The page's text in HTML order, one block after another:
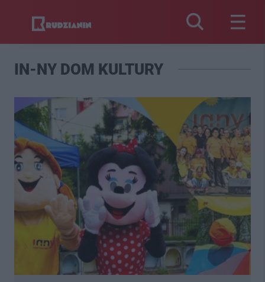
IN-NY DOM KULTURY